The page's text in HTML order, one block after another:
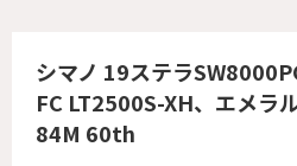
シマノ 19ステラ
FC LT2500S-XH、エメラ
84M 60th